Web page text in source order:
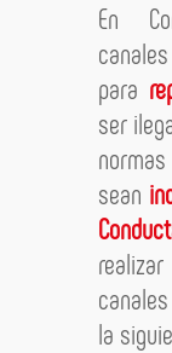
En
para
ser
sean
la